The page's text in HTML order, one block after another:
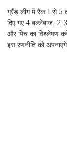
ग्रैंड लीग में रैंक 1 से 5
दिए गए 4 बल्लेबाज,
और पिच का विश्लेषण
इस रणनीति को